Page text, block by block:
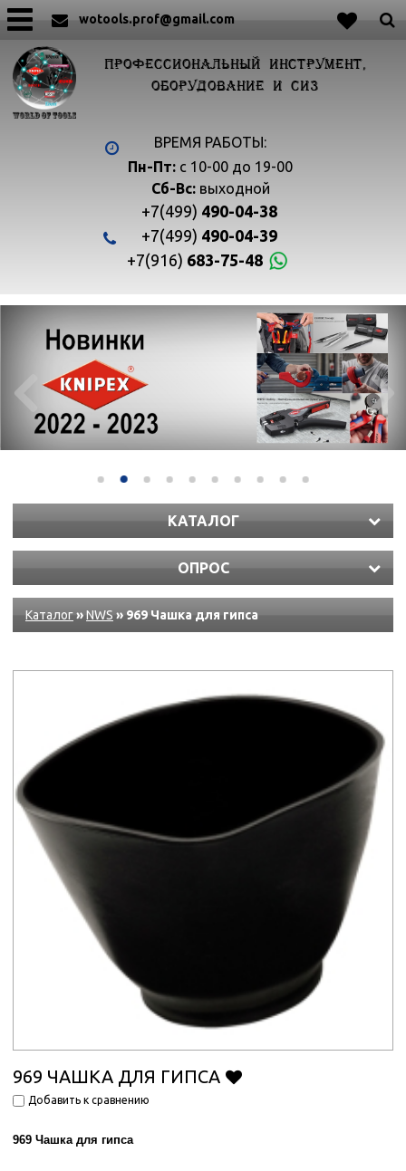
wotools.prof@gmail.com
ПРОФЕССИОНАЛЬНЫЙ ИНСТРУМЕНТ,
ОБОРУДОВАНИЕ И СИЗ
ВРЕМЯ РАБОТЫ:
Пн-Пт: с 10-00 до 19-00
Сб-Вс:выходной
+7(499) 490-04-38
+7(499) 490-04-39
+7(916) 683-75-48
 
КАТАЛОГ
ОПРОС
Каталог»NWS » 969 Чашка для гипса
969 ЧАШКА ДЛЯ ГИПСА
Добавить к сравнению
969 Чашка для гипса